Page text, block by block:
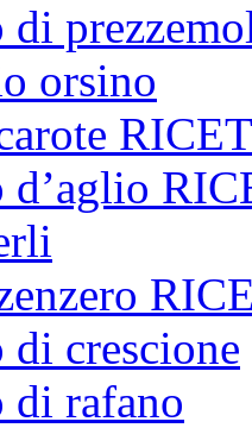
di
orsino
d’aglio
di crescione
di rafano